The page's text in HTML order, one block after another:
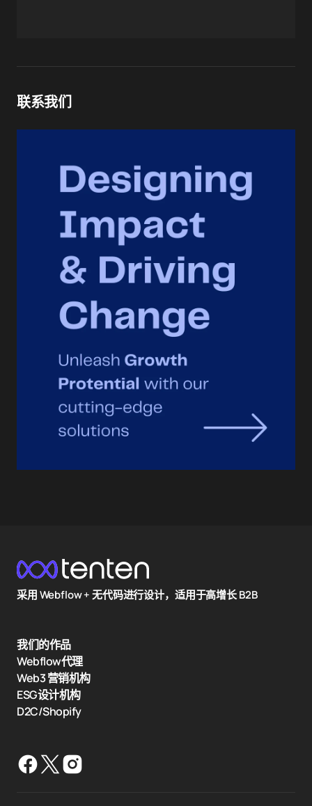
联系我们
采用 Webflow + 无代码进行设计，适用于高增长 B2B
我们的作品
Webflow代理
Web3 营销机构
ESG设计机构
D2C/Shopify